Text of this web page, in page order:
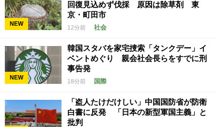
NEW
回復見込めず伐採 原因は除草剤 東
京・町田市
12分前 社会
NEW
韓国スタバを家宅捜索「タンクデー」イ
ベントめぐり 親会社会長らをすでに刑
事告発
18分前 国際
「盗人たけだけしい」中国国防省が防衛
白書に反発 「日本の新型軍国主義」と
批判